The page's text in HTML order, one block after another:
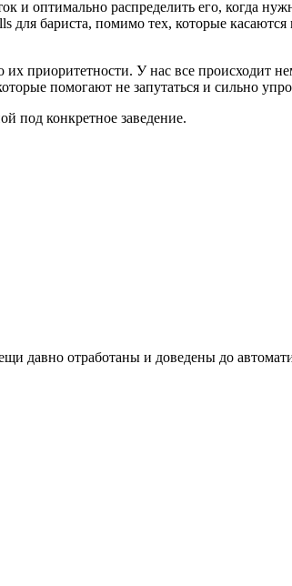
и оптимально распределить его, когда
для бариста, помимо тех, которые
приоритетности. У нас все происходит
помогают не запутаться и сильно
под конкретное заведение.
давно отработаны и доведены до